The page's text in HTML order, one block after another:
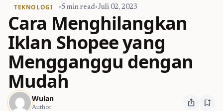
TEKNOLOGI •5 min read•Juli 02, 2023
Cara Menghilangkan
Iklan Shopee yang
Mengganggu dengan
Mudah
Wulan
Author ios_share bookmark_add